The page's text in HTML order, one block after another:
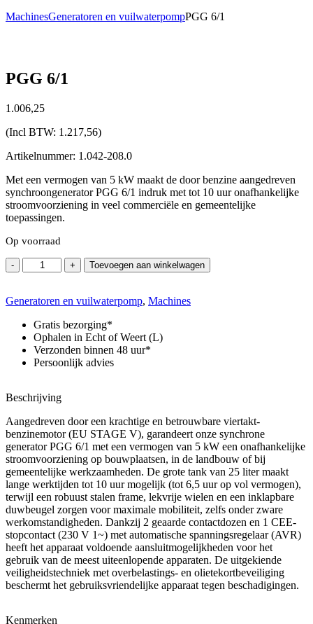
MachinesGeneratoren en vuilwaterpompPGG 6/1
PGG 6/1
1.006,25
(Incl BTW: 1.217,56)
Artikelnummer: 1.042-208.0
Met een vermogen van 5 kW maakt de door benzine aangedreven
synchroongenerator PGG 6/1 indruk met tot 10 uur onafhankelijke
stroomvoorziening in veel commerciële en gemeentelijke
toepassingen.
Op voorraad
-
PGG
6/1
+ Toevoegen aan winkelwagen
Generatoren en vuilwaterpomp, Machines
Gratis bezorging*
Ophalen in Echt of Weert (L)
Verzonden binnen 48 uur*
Persoonlijk advies
Beschrijving
Aangedreven door een krachtige en betrouwbare viertakt-
benzinemotor (EU STAGE V), garandeert onze synchrone
generator PGG 6/1 met een vermogen van 5 kW een onafhankelijke
stroomvoorziening op bouwplaatsen, in de landbouw of bij
gemeentelijke werkzaamheden. De grote tank van 25 liter maakt
lange werktijden tot 10 uur mogelijk (tot 6,5 uur op vol vermogen),
terwijl een robuust stalen frame, lekvrije wielen en een inklapbare
duwbeugel zorgen voor maximale mobiliteit, zelfs onder zware
werkomstandigheden. Dankzij 2 geaarde contactdozen en 1 CEE-
stopcontact (230 V 1~) met automatische spanningsregelaar (AVR)
heeft het apparaat voldoende aansluitmogelijkheden voor het
gebruik van de meest uiteenlopende apparaten. De uitgekiende
veiligheidstechniek met overbelastings- en olietekortbeveiliging
beschermt het gebruiksvriendelijke apparaat tegen beschadigingen.
Kenmerken